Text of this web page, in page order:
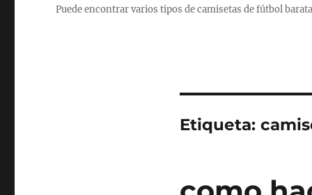
Puede encontrar varios tipos de camisetas de fútbol
Etiqueta: